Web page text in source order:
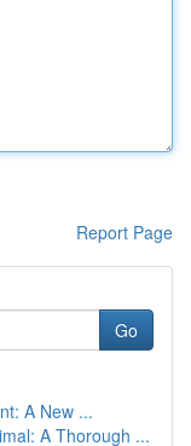
Report Page
Go
A New ...
A Thorough ...